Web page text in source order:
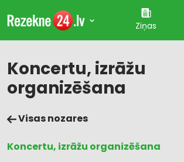
Ziņas
Koncertu, izrāžu
organizēšana
Visas nozares
Koncertu, izrāžu organizēšana